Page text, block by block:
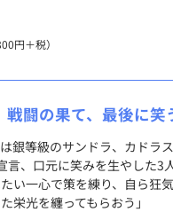
円＋税）
戦闘の果て、最後に
銀等級のサンドラ、カドラ
、口元に笑みを生やした3
い一心で策を練り、自ら狂
栄光を纏ってもらおう」